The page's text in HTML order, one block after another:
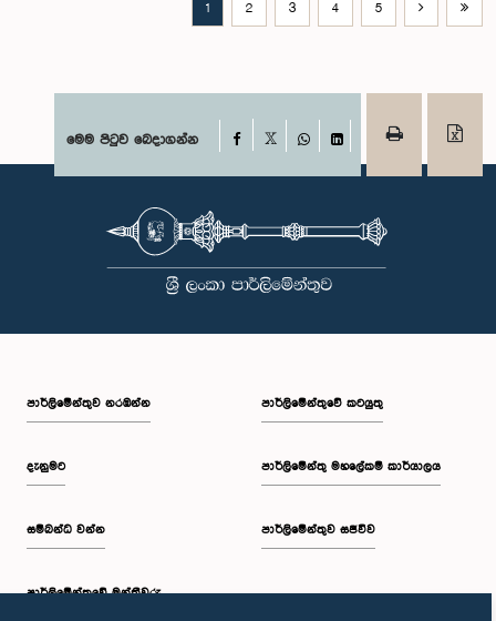
1 2 3 4 5
මෙම පිටුව බෙදාගන්න Facebook
WhatsAppLinkedIn
පාර්ලි‌මේන්තුව නරඹන්න
දැනුමට
සම්බන්ධ වන්න
පාර්ලි‌මේන්තුවේ මන්ත්‍රීවරු
පාර්ලිමේන්තුවේ කටයුතු
පාර්ලිමේන්තු මහලේකම් කාර්යාලය
පාර්ලිමේන්තුව සජීවීව